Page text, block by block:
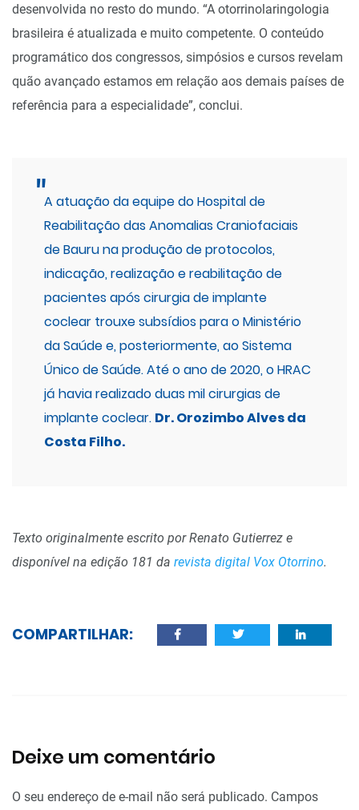
desenvolvida no resto do mundo. “A otorrinolaringologia
brasileira é atualizada e muito competente. O conteúdo
programático dos congressos, simpósios e cursos revelam
quão avançado estamos em relação aos demais países de
referência para a especialidade”, conclui.
A atuação da equipe do Hospital de
Reabilitação das Anomalias Craniofaciais
de Bauru na produção de protocolos,
indicação, realização e reabilitação de
pacientes após cirurgia de implante
coclear trouxe subsídios para o Ministério
da Saúde e, posteriormente, ao Sistema
Único de Saúde. Até o ano de 2020, o HRAC
já havia realizado duas mil cirurgias de
implante coclear. Dr. Orozimbo Alves da
Costa Filho.
Texto originalmente escrito por Renato Gutierrez e
disponível na edição 181 da revista digital Vox Otorrino.
COMPARTILHAR:
Deixe um comentário
O seu endereço de e-mail não será publicado. Campos